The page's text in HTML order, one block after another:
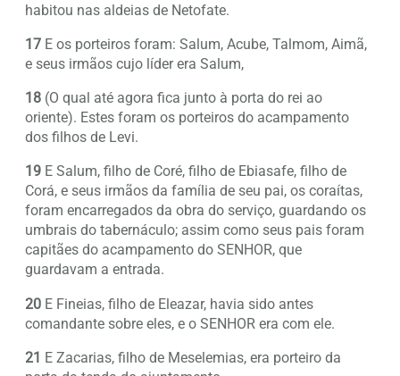
habitou nas aldeias de Netofate.
17 E os porteiros foram: Salum, Acube, Talmom, Aimã,
e seus irmãos cujo líder era Salum,
18 (O qual até agora fica junto à porta do rei ao
oriente). Estes foram os porteiros do acampamento
dos filhos de Levi.
19 E Salum, filho de Coré, filho de Ebiasafe, filho de
Corá, e seus irmãos da família de seu pai, os coraítas,
foram encarregados da obra do serviço, guardando os
umbrais do tabernáculo; assim como seus pais foram
capitães do acampamento do SENHOR, que
guardavam a entrada.
20 E Fineias, filho de Eleazar, havia sido antes
comandante sobre eles, e o SENHOR era com ele.
21 E Zacarias, filho de Meselemias, era porteiro da